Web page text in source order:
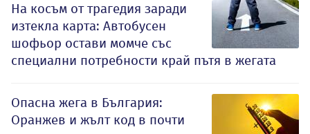
На косъм от трагедия заради
изтекла карта: Автобусен
шофьор остави момче със
специални потребности край пътя в жегата
Опасна жега в България:
Оранжев и жълт код в почти